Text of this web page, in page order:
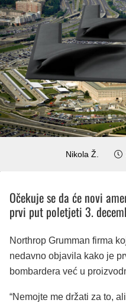
Nikola Ž.
Očekuje se da će novi
prvi put poletjeti 3.
Northrop Grumman firma
nedavno objavila kako je
bombardera već u
“Nemojte me držati za to,